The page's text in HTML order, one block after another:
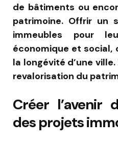
de bâtiments ou
patrimoine. Offrir un
immeubles pour
économique et social,
la longévité d’une
revalorisation du
Créer l’avenir
des projets